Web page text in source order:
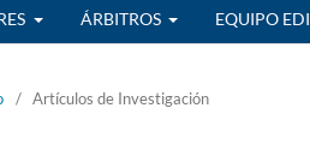
ÁRBITROS EQUIPO
/ Artículos de Investigación